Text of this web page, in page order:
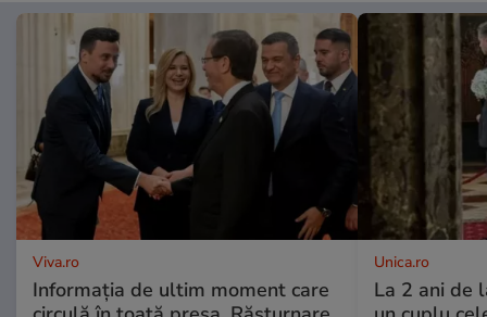
Viva.ro
Informația de ultim moment care
Unica.ro
La 2 ani de